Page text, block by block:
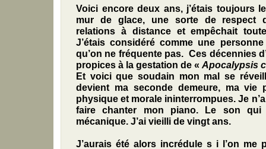
Voici encore deux ans, j’étais toujours
mur de glace, une sorte de respect
relations à distance et empêchait
J’étais considéré comme une
qu’on ne fréquente pas. Ces décennies
propices à la gestation de « Apocalypsis
Et voici que soudain mon mal se
devient ma seconde demeure, ma vie
physique et morale ininterrompues. Je
faire chanter mon piano. Le son
mécanique. J’ai vieilli de vingt ans.
J’aurais été alors incrédule s i l’on me